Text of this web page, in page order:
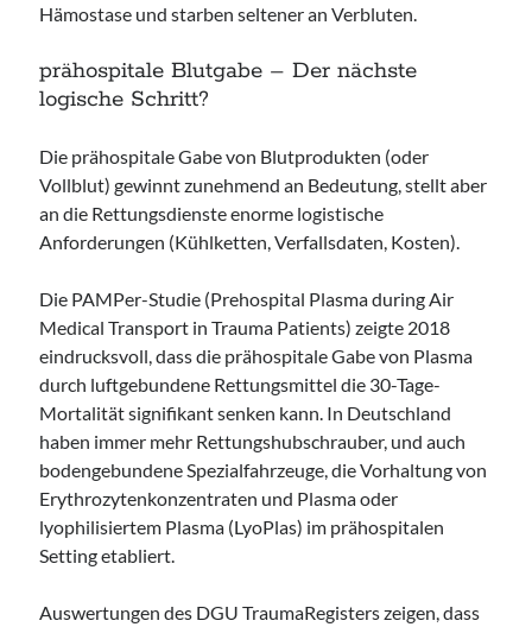
Hämostase und starben seltener an Verbluten.
prähospitale Blutgabe – Der nächste
logische Schritt?
Die prähospitale Gabe von Blutprodukten (oder
Vollblut) gewinnt zunehmend an Bedeutung, stellt aber
an die Rettungsdienste enorme logistische
Anforderungen (Kühlketten, Verfallsdaten, Kosten).
Die PAMPer-Studie (Prehospital Plasma during Air
Medical Transport in Trauma Patients) zeigte 2018
eindrucksvoll, dass die prähospitale Gabe von Plasma
durch luftgebundene Rettungsmittel die 30-Tage-
Mortalität signifikant senken kann. In Deutschland
haben immer mehr Rettungshubschrauber, und auch
bodengebundene Spezialfahrzeuge, die Vorhaltung von
Erythrozytenkonzentraten und Plasma oder
lyophilisiertem Plasma (LyoPlas) im prähospitalen
Setting etabliert.
Auswertungen des DGU TraumaRegisters zeigen, dass